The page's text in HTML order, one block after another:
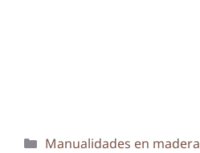
Categorías
Manualidades en madera